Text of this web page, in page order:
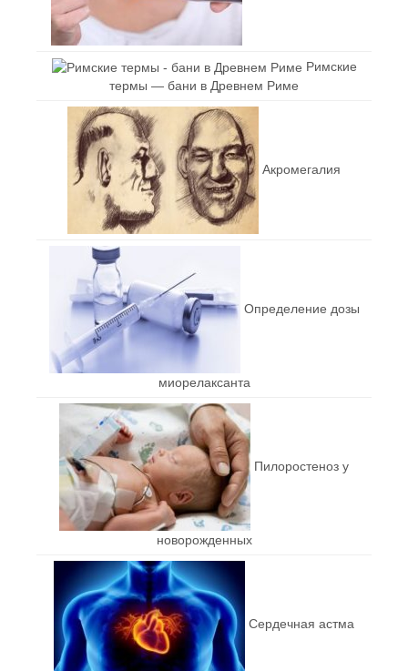
Римские
термы — бани в Древнем Риме
Акромегалия
Определение дозы
миорелаксанта
Пилоростеноз у
новорожденных
Сердечная астма